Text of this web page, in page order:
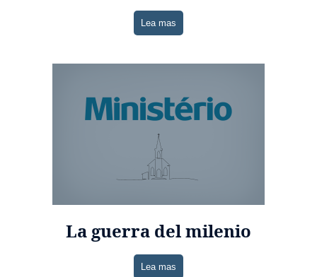
Lea mas
La guerra del milenio
Lea mas